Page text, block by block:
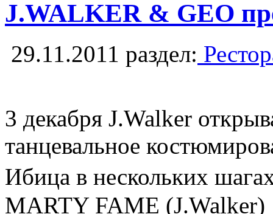
J.WALKER & GEO
29.11.2011 раздел:
3 декабря J.Walker
танцевальное
Ибица в нескольких
MARTY FAME (J.Walker)